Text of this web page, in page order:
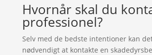
Hvornår skal du
professionel?
Selv med de bedste intentioner kan
nødvendigt at kontakte en